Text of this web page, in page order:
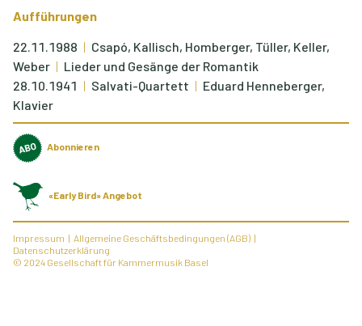
Aufführungen
22.11.1988
Csapó, Kallisch, Homberger, Tüller, Keller,
Weber
Lieder und Gesänge der Romantik
28.10.1941
Salvati-Quartett
Eduard Henneberger,
Klavier
Abonnieren
«Early Bird» Angebot
Impressum
Allgemeine Geschäftsbedingungen (AGB)
Datenschutzerklärung
© 2024 Gesellschaft für Kammermusik Basel